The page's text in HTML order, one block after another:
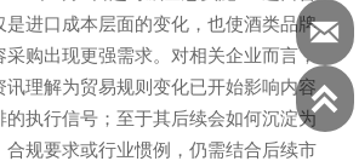
是进口成本层面的变化，也使酒类品牌
购出现更强需求。对相关企业而言，
讯理解为贸易规则变化已开始影响内容
的执行信号；至于其后续会如何沉淀为
合规要求或行业惯例，仍需结合后续市

